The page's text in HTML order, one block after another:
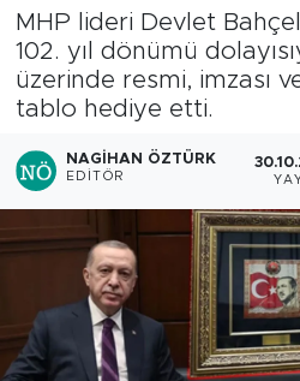
MHP lideri Devlet
102. yıl dönümü
üzerinde resmi, imzası
tablo hediye etti.
NAGIHAN ÖZTÜRK
EDITÖR